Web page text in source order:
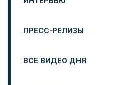
ПРЕСС-РЕЛИЗЫ
ВСЕ ВИДЕО ДНЯ